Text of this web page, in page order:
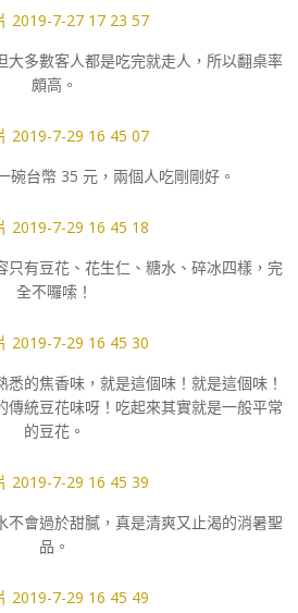
大多數客人都是吃完就走人，所以翻桌率
頗高。
碗台幣 35 元，兩個人吃剛剛好。
只有豆花、花生仁、糖水、碎冰四樣，完
全不囉嗦！
的焦香味，就是這個味！就是這個味！
傳統豆花味呀！吃起來其實就是一般平常
的豆花。
不會過於甜膩，真是清爽又止渴的消暑聖
品。